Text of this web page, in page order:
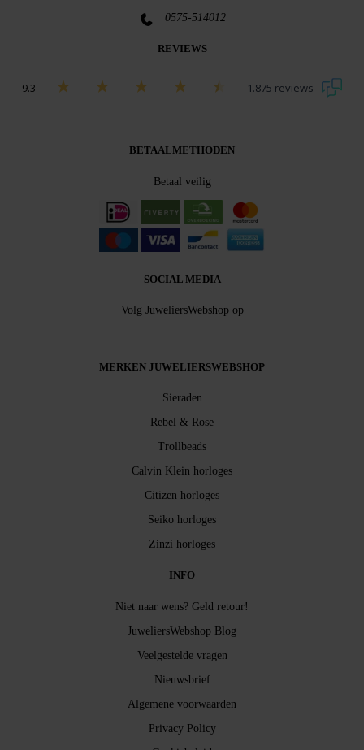
0575-514012
REVIEWS
9.3 1.875 reviews
BETAALMETHODEN
Betaal veilig
SOCIAL MEDIA
Volg JuweliersWebshop op
MERKEN JUWELIERSWEBSHOP
Sieraden
Rebel & Rose
Trollbeads
Calvin Klein horloges
Citizen horloges
Seiko horloges
Zinzi horloges
INFO
Niet naar wens? Geld retour!
JuweliersWebshop Blog
Veelgestelde vragen
Nieuwsbrief
Algemene voorwaarden
Privacy Policy